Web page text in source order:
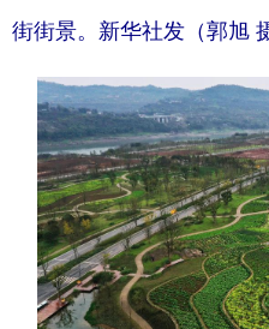
街街景。新华社发（郭旭